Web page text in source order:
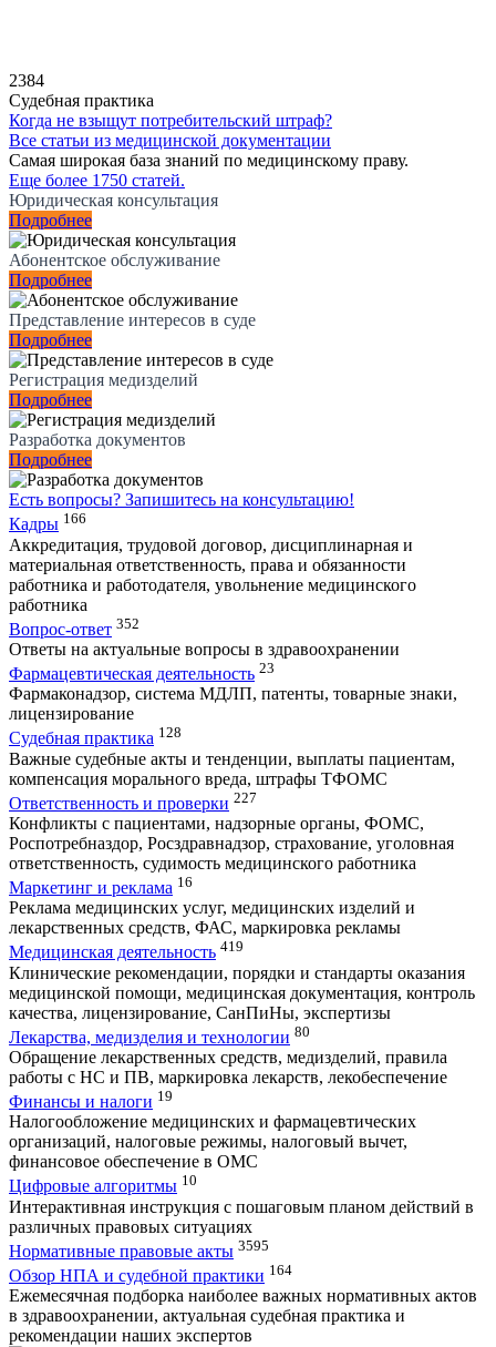
2384
Судебная практика
Когда не взыщут потребительский штраф?
Все статьи из медицинской документации
Самая широкая база знаний по медицинскому праву.
Еще более 1750 статей.
Юридическая консультация
Подробнее
Абонентское обслуживание
Подробнее
Представление интересов в суде
Подробнее
Регистрация медизделий
Подробнее
Разработка документов
Подробнее
Есть вопросы? Запишитесь на консультацию!
Кадры 166
Аккредитация, трудовой договор, дисциплинарная и
материальная ответственность, права и обязанности
работника и работодателя, увольнение медицинского
работника
Вопрос-ответ 352
Ответы на актуальные вопросы в здравоохранении
Фармацевтическая деятельность 23
Фармаконадзор, система МДЛП, патенты, товарные знаки,
лицензирование
Судебная практика 128
Важные судебные акты и тенденции, выплаты пациентам,
компенсация морального вреда, штрафы ТФОМС
Ответственность и проверки 227
Конфликты с пациентами, надзорные органы, ФОМС,
Роспотребназдор, Росздравнадзор, страхование, уголовная
ответственность, судимость медицинского работника
Маркетинг и реклама 16
Реклама медицинских услуг, медицинских изделий и
лекарственных средств, ФАС, маркировка рекламы
Медицинская деятельность 419
Клинические рекомендации, порядки и стандарты оказания
медицинской помощи, медицинская документация, контроль
качества, лицензирование, СанПиНы, экспертизы
Лекарства, медизделия и технологии 80
Обращение лекарственных средств, медизделий, правила
работы с НС и ПВ, маркировка лекарств, лекобеспечение
Финансы и налоги 19
Налогообложение медицинских и фармацевтических
организаций, налоговые режимы, налоговый вычет,
финансовое обеспечение в ОМС
Цифровые алгоритмы 10
Интерактивная инструкция с пошаговым планом действий в
различных правовых ситуациях
Нормативные правовые акты 3595
Обзор НПА и судебной практики 164
Ежемесячная подборка наиболее важных нормативных актов
в здравоохранении, актуальная судебная практика и
рекомендации наших экспертов